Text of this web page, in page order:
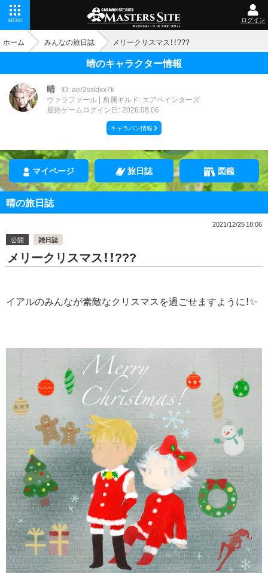
MENU ログイン
ホーム みんなの旅日誌 メリークリスマス！！???
晴のキャラクター情報
晴
ID: aer2ssktxx7k
ヴァラファール
所属ギルド: エアペインターズ
最終ゲームログイン日: 2026.08.06
キャラバン情報
マイページ 旅日誌 図鑑
晴の旅日誌
2021/12/25 18:06
公開
雑日誌
メリークリスマス！！???
イアルのみんなが素敵なクリスマスを過ごせますように！✨